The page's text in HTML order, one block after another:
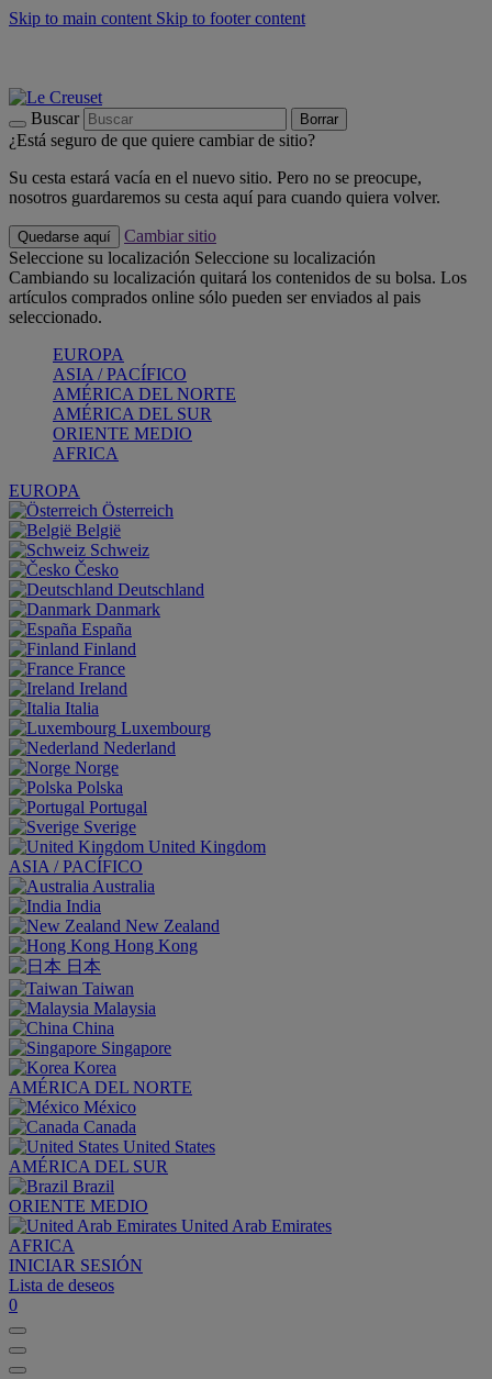
Skip to main content Skip to footer content
Buscar Borrar
¿Está seguro de que quiere cambiar de sitio?
Su cesta estará vacía en el nuevo sitio. Pero no se preocupe,
nosotros guardaremos su cesta aquí para cuando quiera volver.
Quedarse aquí
Cambiar sitio
Seleccione su localización Seleccione su localización
Cambiando su localización quitará los contenidos de su bolsa. Los
artículos comprados online sólo pueden ser enviados al pais
seleccionado.
EUROPA
ASIA / PACÍFICO
AMÉRICA DEL NORTE
AMÉRICA DEL SUR
ORIENTE MEDIO
AFRICA
EUROPA
Österreich
België
Schweiz
Česko
Deutschland
Danmark
España
Finland
France
Ireland
Italia
Luxembourg
Nederland
Norge
Polska
Portugal
Sverige
United Kingdom
ASIA / PACÍFICO
Australia
India
New Zealand
Hong Kong
日本
Taiwan
Malaysia
China
Singapore
Korea
AMÉRICA DEL NORTE
México
Canada
United States
AMÉRICA DEL SUR
Brazil
ORIENTE MEDIO
United Arab Emirates
AFRICA
INICIAR SESIÓN
Lista de deseos
0